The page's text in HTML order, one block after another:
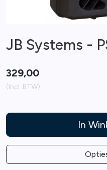
JB Systems -
329,00
(Incl. BTW)
In